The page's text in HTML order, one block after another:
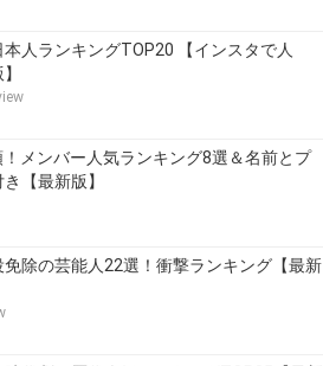
人ランキングTOP20 【インスタで人
！メンバー人気ランキング8選＆名前とプ
【最新版】
免除の芸能人22選！衝撃ランキング【最新